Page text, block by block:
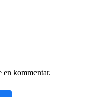
en kommentar.